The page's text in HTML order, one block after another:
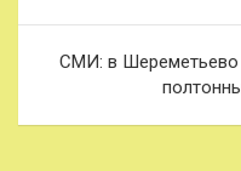
записям
СМИ: в Шереметьево